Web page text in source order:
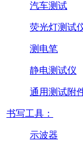
汽车测试
荧光灯测试
测电笔
静电测试仪
通用测试附
书写工具：
示波器